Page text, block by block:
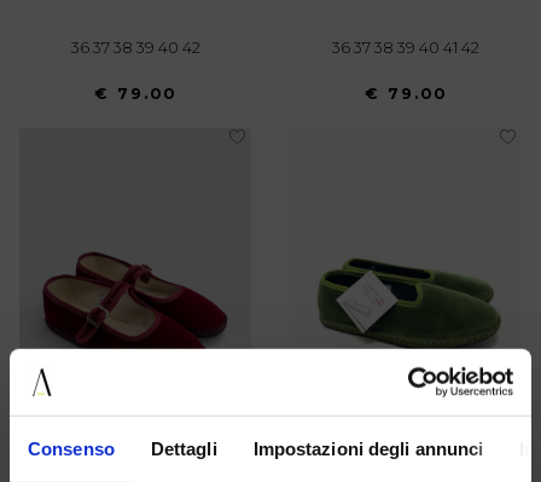
Consenso Dettagli Impostazioni degli annunci
36 37 38 39 40 42
€ 79.00
36 37 38 39 40 41 42
€ 79.00